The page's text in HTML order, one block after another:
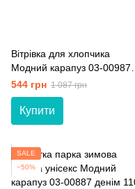
Вітрiвка для хлопчика
Модний карапуз 03-00987
зелений + блакитний 116 см
(6 років)
544 грн 1 087 грн
Купити
SALE
−50%